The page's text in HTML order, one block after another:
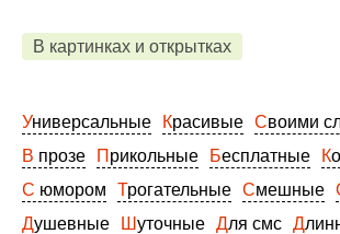
В картинках и открытках
Универсальные Красивые
Своими
В прозе
Прикольные Бесплатные
С юмором
Трогательные Смешные
Душевные
Шуточные Для смс